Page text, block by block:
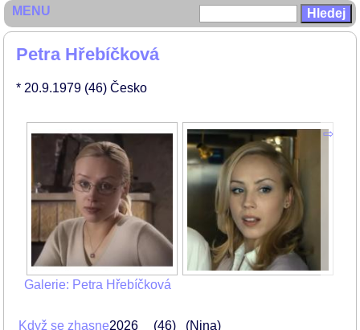
Petra Hřebíčková
* 20.9.1979 (46) Česko
Galerie: Petra Hřebíčková
Když se zhasne2026 46 (Nina)
MENU